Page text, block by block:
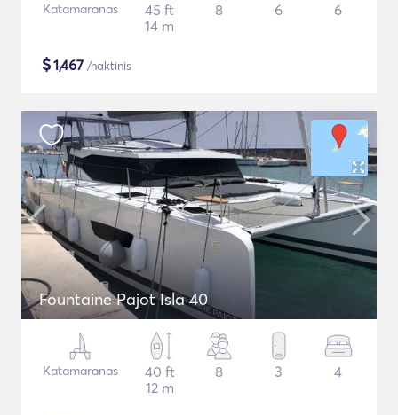
Katamaranas
45 ft
14 m
8 6 6
$1,467 /naktinis
Fountaine Pajot Isla 40
Katamaranas
40 ft
12 m
8 3 4